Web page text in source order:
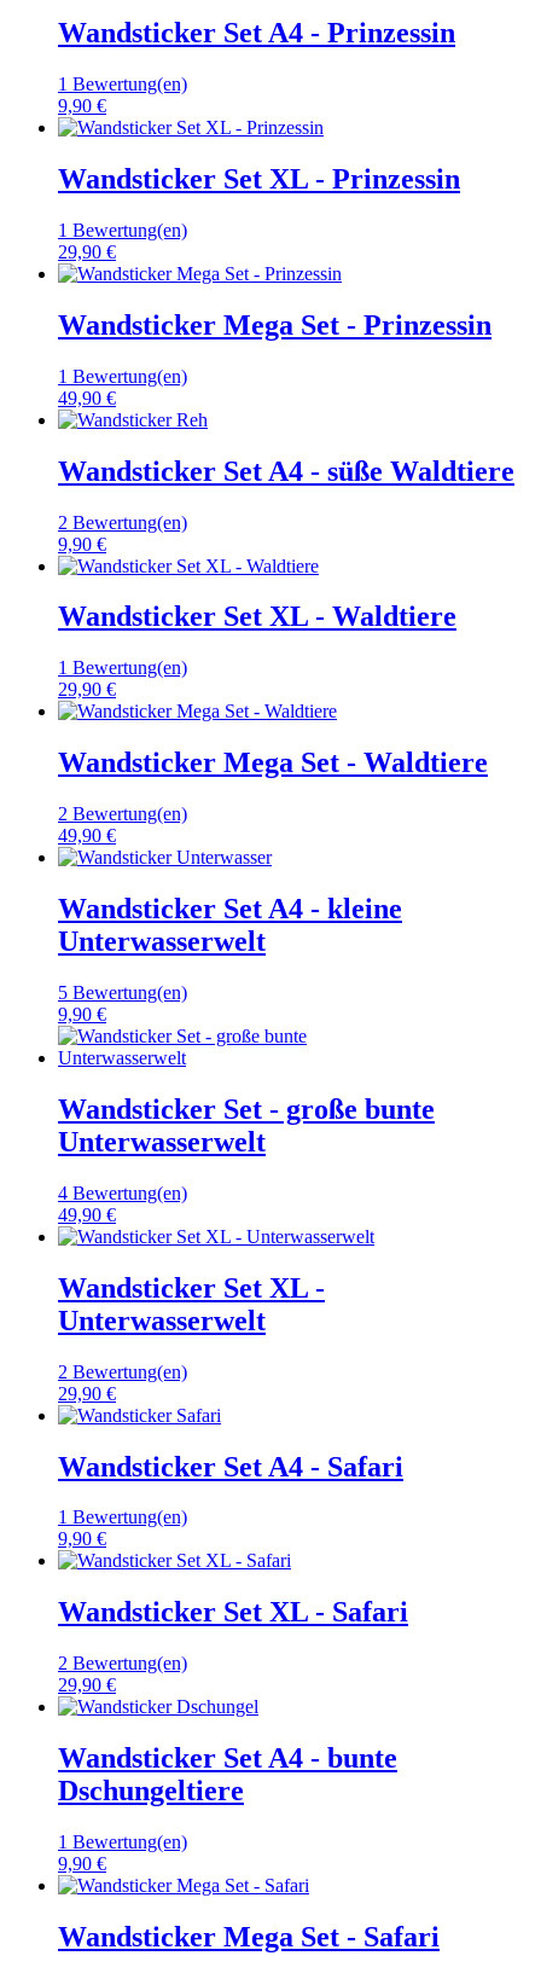
Wandsticker Set A4 - Prinzessin
1 Bewertung(en)
9,90 €
Wandsticker Set XL - Prinzessin
1 Bewertung(en)
29,90 €
Wandsticker Mega Set - Prinzessin
1 Bewertung(en)
49,90 €
Wandsticker Set A4 - süße Waldtiere
2 Bewertung(en)
9,90 €
Wandsticker Set XL - Waldtiere
1 Bewertung(en)
29,90 €
Wandsticker Mega Set - Waldtiere
2 Bewertung(en)
49,90 €
Wandsticker Set A4 - kleine
Unterwasserwelt
5 Bewertung(en)
9,90 €
Wandsticker Set - große bunte
Unterwasserwelt
4 Bewertung(en)
49,90 €
Wandsticker Set XL -
Unterwasserwelt
2 Bewertung(en)
29,90 €
Wandsticker Set A4 - Safari
1 Bewertung(en)
9,90 €
Wandsticker Set XL - Safari
2 Bewertung(en)
29,90 €
Wandsticker Set A4 - bunte
Dschungeltiere
1 Bewertung(en)
9,90 €
Wandsticker Mega Set - Safari